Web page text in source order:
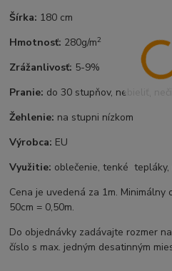
Šírka: 180 cm
Hmotnosť: 280g/m2
Zrážanlivosť: 5-9%
Pranie: do 30 stupňov, nebieliť,
Žehlenie: na stupni nízkom
Výrobca: EU
Využitie: oblečenie, tenké tepláky,
Cena je uvedená za 1m.
50cm = 0,50m.
Do objednávky zadávajte rozmer
číslo s max. jedným desatinným